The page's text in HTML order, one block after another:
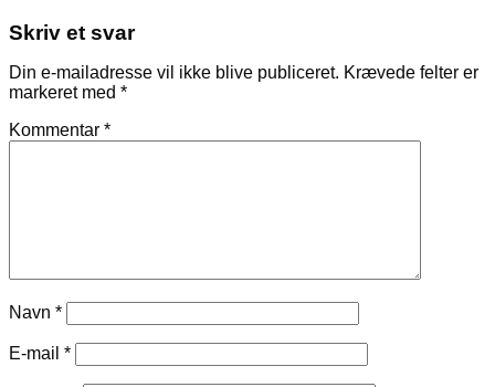
Skriv et svar
Din e-mailadresse vil ikke blive publiceret. Krævede felter er
markeret med *
Kommentar *
Navn *
E-mail *